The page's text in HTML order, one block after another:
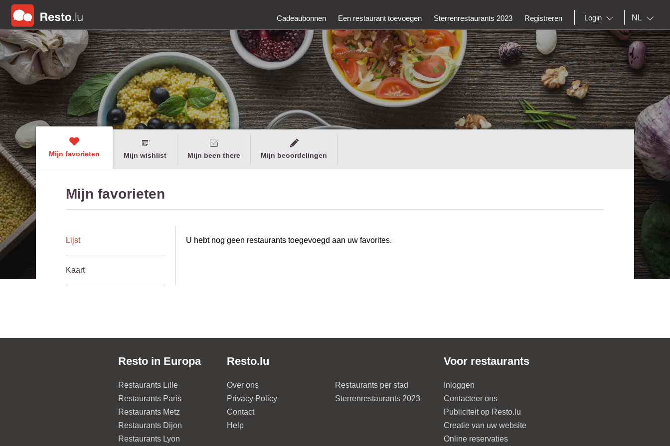
Cadeaubonnen Een restaurant toevoegen Sterrenrestaurants 2023 Registreren Login NL
Mijn favorieten Mijn wishlist Mijn been there Mijn beoordelingen
Mijn favorieten
Lijst
Kaart
U hebt nog geen restaurants toegevoegd aan uw favorites.
Resto in Europa
Restaurants Lille
Restaurants Paris
Restaurants Metz
Restaurants Dijon
Restaurants Lyon
Resto.lu
Over ons
Privacy Policy
Contact
Help
Restaurants per stad
Sterrenrestaurants 2023
Voor restaurants
Inloggen
Contacteer ons
Publiciteit op Resto.lu
Creatie van uw website
Online reservaties